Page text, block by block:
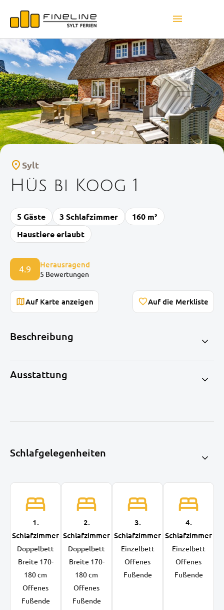
Sylt
Hüs bi Koog 1
5 Gäste 3 Schlafzimmer
160 m²
Haustiere erlaubt
4.9 Herausragend
5 Bewertungen
Auf Karte anzeigen
Beschreibung
Ausstattung
Schlafgelegenheiten
1.
Schlafzimmer
Doppelbett
Breite 170-
180 cm
Offenes
Fußende
2.
Schlafzimmer
Doppelbett
Breite 170-
180 cm
Offenes
Fußende
3.
Schlafzimmer
Einzelbett
Offenes
Fußende
4.
Schlafzimmer
Einzelbett
Offenes
Fußende